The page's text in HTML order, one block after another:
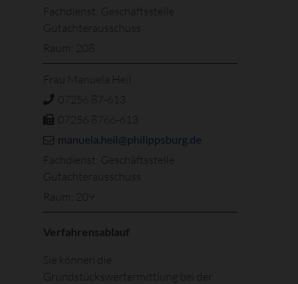
Fachdienst: Geschäftsstelle
Gutachterausschuss
Raum: 208
Frau Manuela Heil
07256 87-613
07256 8766-613
manuela.heil@philippsburg.de
Fachdienst: Geschäftsstelle
Gutachterausschuss
Raum: 209
Verfahrensablauf
Sie können die
Grundstückswertermittlung bei der